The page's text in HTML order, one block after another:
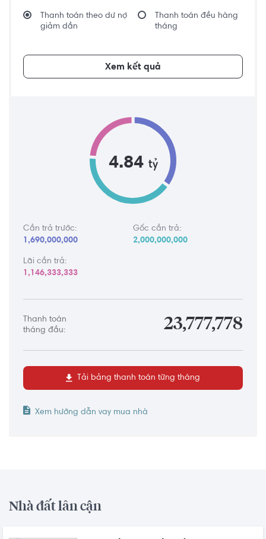
Thanh toán theo dư nợ
giảm dần
Thanh toán đều hàng
tháng
Xem kết quả
4.84 tỷ
Cần trả trước:
1,690,000,000
Gốc cần trả:
2,000,000,000
Lãi cần trả:
1,146,333,333
Thanh toán
tháng đầu:
23,777,778
Tải bảng thanh toán từng tháng
Xem hướng dẫn vay mua nhà
Nhà đất lân cận